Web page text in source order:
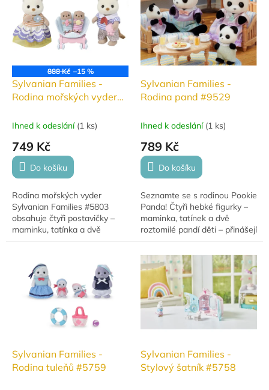
888 Kč –15 %
Sylvanian Families -
Rodina mořských vyder
Ihned k odeslání (1 ks)
749 Kč
Do košíku
Rodina mořských vyder
Sylvanian Families #5803
obsahuje čtyři postavičky –
maminku, tatínka a dvě
mláďata. Detailně
hebkým povrchem podporují
dětskou...
Sylvanian Families -
Rodina pand #9529
Ihned k odeslání (1 ks)
789 Kč
Do košíku
Seznamte se s rodinou Pookie
Panda! Čtyři hebké figurky –
maminka, tatínek a dvě
roztomilé pandí děti – přinášejí
spoustu radosti a nekonečné
možnosti pro hru. Všechny...
Sylvanian Families -
Rodina tuleňů #5759
Sylvanian Families -
Stylový šatník #5758